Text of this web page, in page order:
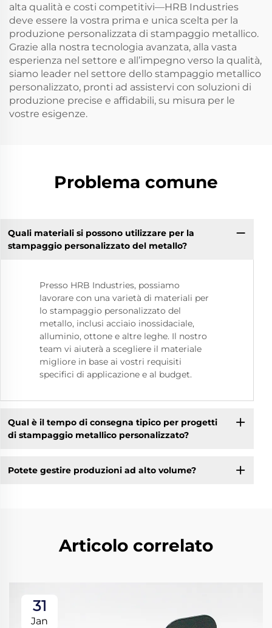
alta qualità e costi competitivi—HRB Industries
deve essere la vostra prima e unica scelta per la
produzione personalizzata di stampaggio metallico.
Grazie alla nostra tecnologia avanzata, alla vasta
esperienza nel settore e all’impegno verso la qualità,
siamo leader nel settore dello stampaggio metallico
personalizzato, pronti ad assistervi con soluzioni di
produzione precise e affidabili, su misura per le
vostre esigenze.
Problema comune
Quali materiali si possono utilizzare per la
stampaggio personalizzato del metallo?
Presso HRB Industries, possiamo
lavorare con una varietà di materiali per
lo stampaggio personalizzato del
metallo, inclusi acciaio inossidaciale,
alluminio, ottone e altre leghe. Il nostro
team vi aiuterà a scegliere il materiale
migliore in base ai vostri requisiti
specifici di applicazione e al budget.
Qual è il tempo di consegna tipico per progetti
di stampaggio metallico personalizzato?
Potete gestire produzioni ad alto volume?
Articolo correlato
31
Jan